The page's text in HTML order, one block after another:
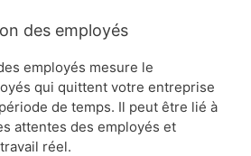
des employés
employés mesure le
qui quittent votre entreprise
de temps. Il peut être lié à
attentes des employés et
réel.